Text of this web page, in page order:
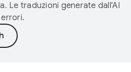
Le traduzioni generate dall'AI